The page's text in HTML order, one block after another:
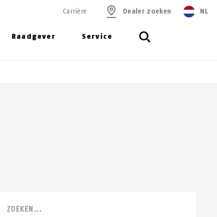
Raadgever Service
Carrière Dealer zoeken NL
ZOEKEN...